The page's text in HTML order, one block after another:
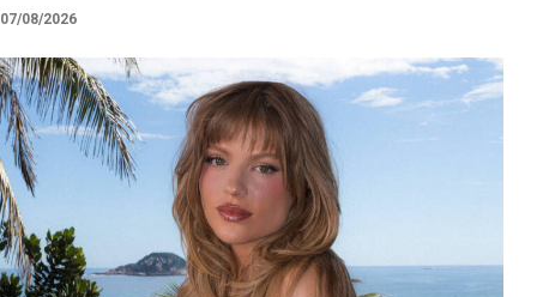
07/08/2026